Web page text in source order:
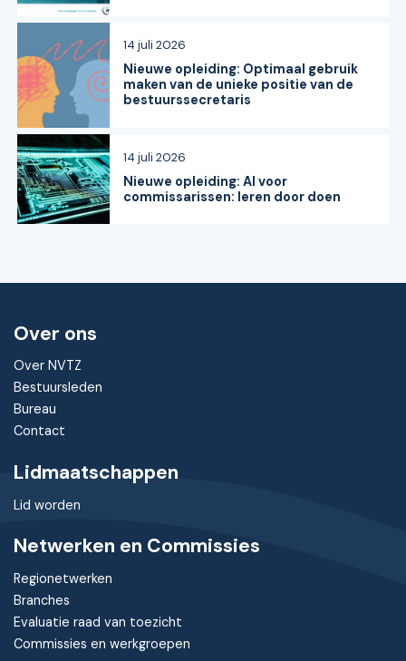
Nieuwe opleiding: Optimaal gebruik
maken van de unieke positie van de
bestuurssecretaris
14 juli 2026
Nieuwe opleiding: AI voor
commissarissen: leren door doen
14 juli 2026
Over ons
Over NVTZ
Bestuursleden
Bureau
Contact
Lidmaatschappen
Lid worden
Netwerken en Commissies
Regionetwerken
Branches
Evaluatie raad van toezicht
Commissies en werkgroepen